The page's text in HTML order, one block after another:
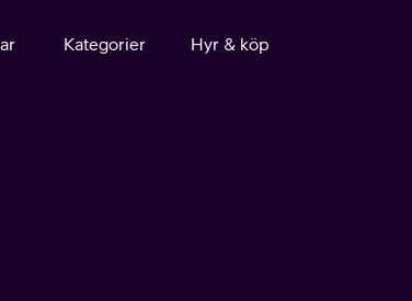
Kategorier Hyr & köp